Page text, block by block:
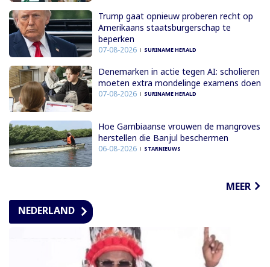
Trump gaat opnieuw proberen recht op
Amerikaans staatsburgerschap te
beperken
07-08-2026 SURINAME HERALD
Denemarken in actie tegen AI: scholieren
moeten extra mondelinge examens doen
07-08-2026 SURINAME HERALD
Hoe Gambiaanse vrouwen de mangroves
herstellen die Banjul beschermen
06-08-2026 STARNIEUWS
MEER
NEDERLAND